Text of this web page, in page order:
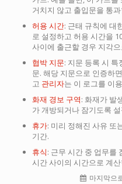
거치지 않고 출입문을 통
허용 시간: 근태 규칙에 대
로 설정하고 허용 시간을
사이에 출근할 경우 지각
협박 지문: 지문 등록 시
문. 해당 지문으로 인증하
고 관리자는 이 로그를 이
화재 경보 구역: 화재가 발
가 개방되거나 잠기도록
휴가: 미리 정해진 사유 또
기간.
휴식: 근무 시간 중 업무를
시간 사이의 시간으로 계
마지막으